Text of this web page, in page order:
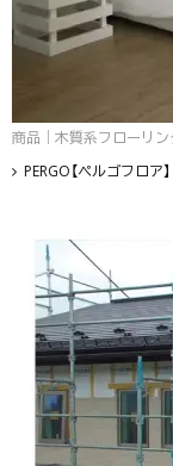
商品｜木質系フローリン
PERGO【ペルゴフロア】